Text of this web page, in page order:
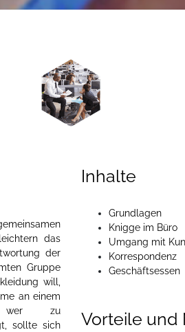
das
der
Gruppe
will,
an einem
wer zu
sollte sich
Inhalte
Grundlagen
Knigge im Büro
Umgang mit
Korrespondenz
Geschäftsessen
Vorteile und